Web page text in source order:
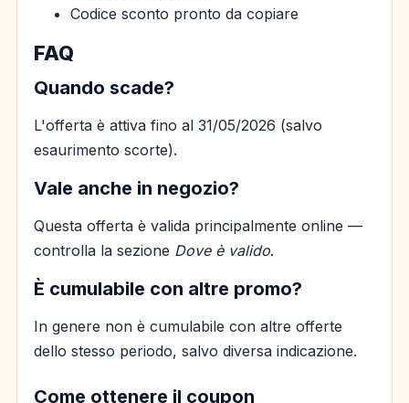
Codice sconto pronto da copiare
FAQ
Quando scade?
L'offerta è attiva fino al 31/05/2026 (salvo
esaurimento scorte).
Vale anche in negozio?
Questa offerta è valida principalmente online —
controlla la sezione Dove è valido.
È cumulabile con altre promo?
In genere non è cumulabile con altre offerte
dello stesso periodo, salvo diversa indicazione.
Come ottenere il coupon